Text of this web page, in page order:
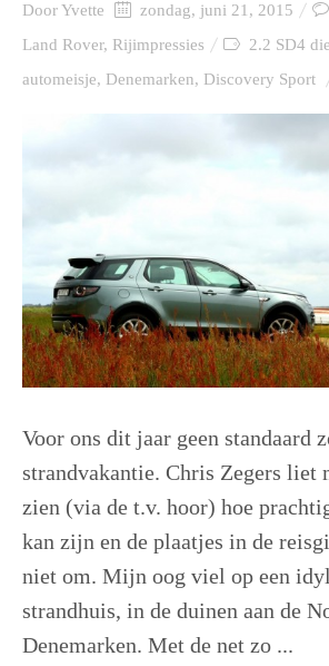
DoorYvette zondag, juni 21, 2015
Land Rover, Rijimpressies 2.2 SD4
automeisje, Denemarken, Discovery Sport
Voor ons dit jaar geen standaard
strandvakantie. Chris Zegers liet
zien (via de t.v. hoor) hoe
kan zijn en de plaatjes in de
niet om. Mijn oog viel op een
strandhuis, in de duinen aan de
Denemarken. Met de net zo ...